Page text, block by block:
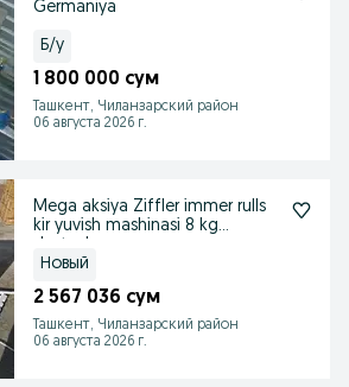
Germaniya
Б/у
1 800 000 сум
Ташкент, Чиланзарский район
06 августа 2026 г.
Mega aksiya Ziffler immer rulls
kir yuvish mashinasi 8 kg
Новый
2 567 036 сум
Ташкент, Чиланзарский район
06 августа 2026 г.